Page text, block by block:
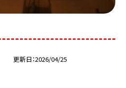
更新日 2026/04/25